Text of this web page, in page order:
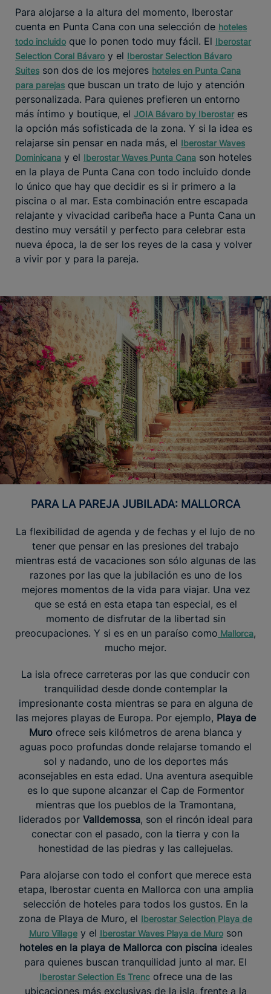
Para alojarse a la altura del momento, Iberostar
cuenta en Punta Cana con una selección de hoteles
todo incluido que lo ponen todo muy fácil. El Iberostar
Selection Coral Bávaro y el Iberostar Selection Bávaro
Suites son dos de los mejores hoteles en Punta Cana
para parejas que buscan un trato de lujo y atención
personalizada. Para quienes prefieren un entorno
más íntimo y boutique, el JOIA Bávaro by Iberostares
la opción más sofisticada de la zona. Y si la idea es
relajarse sin pensar en nada más, el Iberostar Waves
Dominicana y el Iberostar Waves Punta Cana son hoteles
en la playa de Punta Cana con todo incluido donde
lo único que hay que decidir es si ir primero a la
piscina o al mar. Esta combinación entre escapada
relajante y vivacidad caribeña hace a Punta Cana un
destino muy versátil y perfecto para celebrar esta
nueva época, la de ser los reyes de la casa y volver
a vivir por y para la pareja.
PARA LA PAREJA JUBILADA: MALLORCA
La flexibilidad de agenda y de fechas y el lujo de no
tener que pensar en las presiones del trabajo
mientras está de vacaciones son sólo algunas de las
razones por las que la jubilación es uno de los
mejores momentos de la vida para viajar. Una vez
que se está en esta etapa tan especial, es el
momento de disfrutar de la libertad sin
preocupaciones. Y si es en un paraíso como Mallorca,
mucho mejor.
La isla ofrece carreteras por las que conducir con
tranquilidad desde donde contemplar la
impresionante costa mientras se para en alguna de
las mejores playas de Europa. Por ejemplo, Playa de
Muro ofrece seis kilómetros de arena blanca y
aguas poco profundas donde relajarse tomando el
sol y nadando, uno de los deportes más
aconsejables en esta edad. Una aventura asequible
es lo que supone alcanzar el Cap de Formentor
mientras que los pueblos de la Tramontana,
liderados por Valldemossa, son el rincón ideal para
conectar con el pasado, con la tierra y con la
honestidad de las piedras y las callejuelas.
Para alojarse con todo el confort que merece esta
etapa, Iberostar cuenta en Mallorca con una amplia
selección de hoteles para todos los gustos. En la
zona de Playa de Muro, el Iberostar Selection Playa de
Muro Villagey el Iberostar Waves Playa de Muroson
hoteles en la playa de Mallorca con piscina ideales
para quienes buscan tranquilidad junto al mar. El
Iberostar Selection Es Trencofrece una de las
ubicaciones más exclusivas de la isla, frente a la